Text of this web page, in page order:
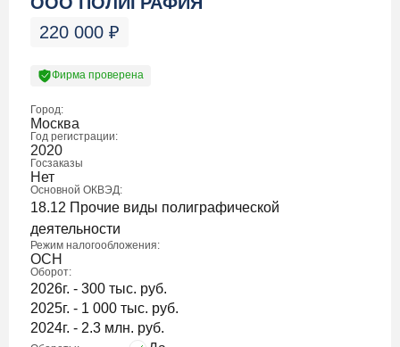
220 000 ₽
Фирма проверена
Город:
Москва
Год регистрации:
2020
Госзаказы
Нет
Основной ОКВЭД:
18.12 Прочие виды полиграфической
деятельности
Режим налогообложения:
ОСН
Оборот:
2026г. - 300 тыс. руб.
2025г. - 1 000 тыс. руб.
2024г. - 2.3 млн. руб.